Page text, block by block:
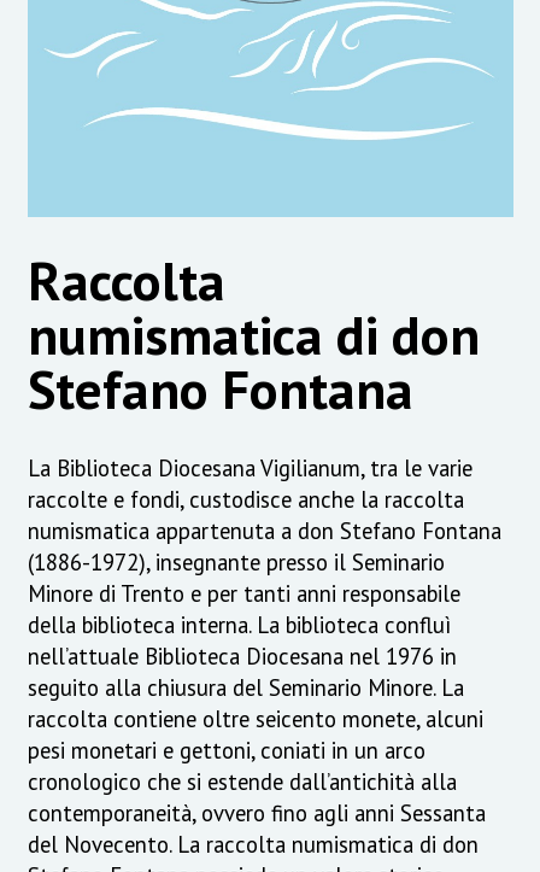
Raccolta
numismatica di don
Stefano Fontana
La Biblioteca Diocesana Vigilianum, tra le varie
raccolte e fondi, custodisce anche la raccolta
numismatica appartenuta a don Stefano Fontana
(1886-1972), insegnante presso il Seminario
Minore di Trento e per tanti anni responsabile
della biblioteca interna. La biblioteca confluì
nell’attuale Biblioteca Diocesana nel 1976 in
seguito alla chiusura del Seminario Minore. La
raccolta contiene oltre seicento monete, alcuni
pesi monetari e gettoni, coniati in un arco
cronologico che si estende dall’antichità alla
contemporaneità, ovvero fino agli anni Sessanta
del Novecento. La raccolta numismatica di don